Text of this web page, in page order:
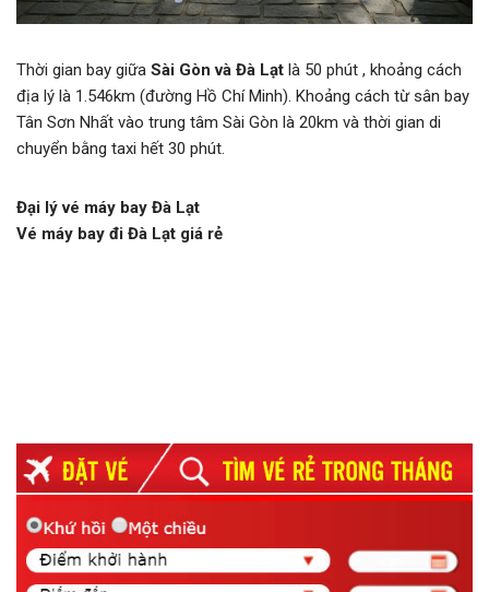
Thời gian bay giữa Sài Gòn và Đà Lạt là 50 phút , khoảng cách
địa lý là 1.546km (đường Hồ Chí Minh). Khoảng cách từ sân bay
Tân Sơn Nhất vào trung tâm Sài Gòn là 20km và thời gian di
chuyển bằng taxi hết 30 phút.
Đại lý vé máy bay Đà Lạt
Vé máy bay đi Đà Lạt giá rẻ